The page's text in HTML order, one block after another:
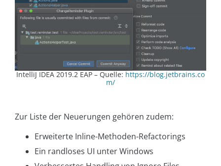
IntelliJ IDEA 2019.2 EAP – Quelle: https://blog.jetbrains.co
m/
Zur Liste der Neuerungen gehören zudem:
Erweiterte Inline-Methoden-Refactorings
Ein randloses UI unter Windows